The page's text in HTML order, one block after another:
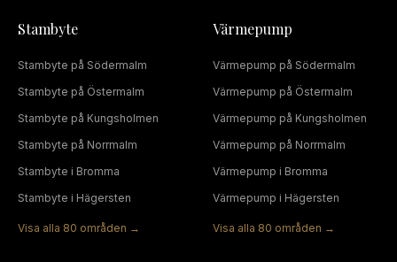
Stambyte
Stambyte på Södermalm
Stambyte på Östermalm
Stambyte på Kungsholmen
Stambyte på Norrmalm
Stambyte i Bromma
Stambyte i Hägersten
Visa alla 80 områden →
Värmepump
Värmepump på Södermalm
Värmepump på Östermalm
Värmepump på Kungsholmen
Värmepump på Norrmalm
Värmepump i Bromma
Värmepump i Hägersten
Visa alla 80 områden →